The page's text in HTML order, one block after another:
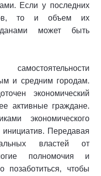
Если у последних
то и объем их
может быть
и средним городам.
экономический
активные граждане.
экономического
инициатив. Передавая
властей от
полномочия и
чтобы